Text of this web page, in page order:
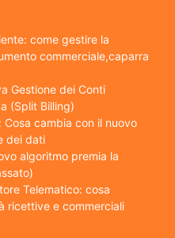
come gestire la
commerciale,caparra
Gestione dei Conti
(Split Billing)
cambia con il nuovo
dei dati
algoritmo premia la
Telematico: cosa
ricettive e commerciali